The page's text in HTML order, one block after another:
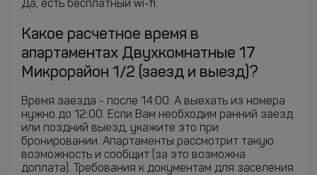
Да, есть бесплатный wi-fi.
Какое расчетное время в
апартаментах Двухкомнатные 17
Микрорайон 1/2 (заезд и выезд)?
Время заезда - после 14:00. А выехать из номера
нужно до 12:00. Если Вам необходим ранний заезд
или поздний выезд, укажите это при
бронировании. Апартаменты рассмотрит такую
возможность и сообщит (за это возможна
доплата). Требования к документам для заселения